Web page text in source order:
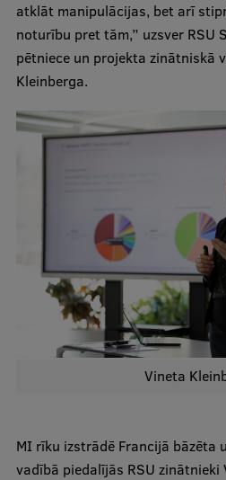
Studiju un vides pieejamība
Dati par 2025. gadu
Suvenīri un grāmatas
Ētikas un līdztiesības
Atvērtā universitāte
Sagatavošanas kursi
Profesionālās pilnveides
ESF kvalifikācijas celšanas
Kvalifikācijas atbilstības
atklāt manipulācijas, bet arī
noturību pret tām,” uzsver RSU
pētniece un projekta zinātniskā
Kleinberga.
Vineta
MI rīku izstrādē Francijā bāzēta
vadībā piedalījās RSU zinātnieki